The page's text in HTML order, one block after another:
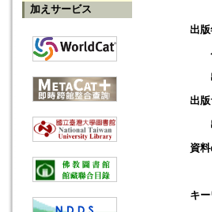
加えサービス
出版
出版
資
キ